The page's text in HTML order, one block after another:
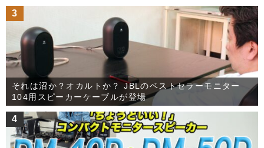
3
それは沼か？オカルトか？ JBLのベストセラーモニター
104用スピーカーケーブルが登場
4